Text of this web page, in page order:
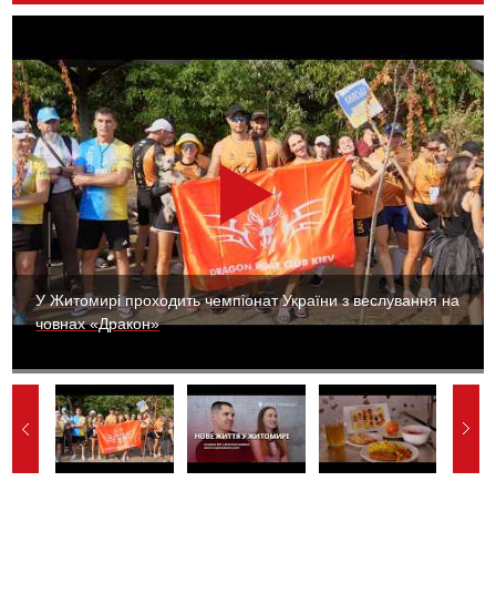
У Житомирі проходить чемпіонат України з веслування на
човнах «Дракон»